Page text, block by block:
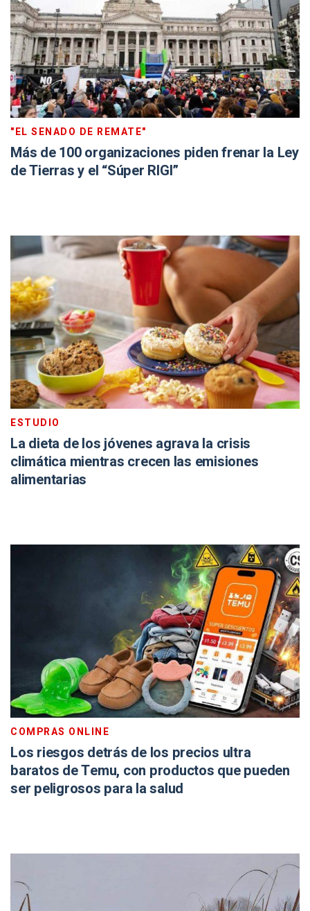
"EL SENADO DE REMATE"
Más de 100 organizaciones piden frenar la Ley
de Tierras y el “Súper RIGI”
ESTUDIO
La dieta de los jóvenes agrava la crisis
climática mientras crecen las emisiones
alimentarias
COMPRAS ONLINE
Los riesgos detrás de los precios ultra
baratos de Temu, con productos que pueden
ser peligrosos para la salud